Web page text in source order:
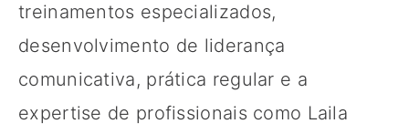
treinamentos especializados,
desenvolvimento de liderança
comunicativa, prática regular e a
expertise de profissionais como Laila